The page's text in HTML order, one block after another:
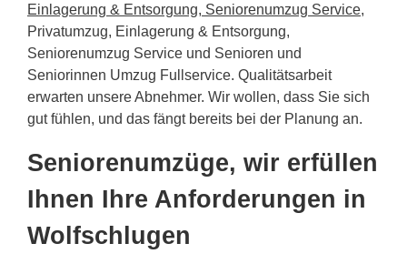
Einlagerung & Entsorgung, Seniorenumzug Service,
Privatumzug, Einlagerung & Entsorgung,
Seniorenumzug Service und Senioren und
Seniorinnen Umzug Fullservice. Qualitätsarbeit
erwarten unsere Abnehmer. Wir wollen, dass Sie sich
gut fühlen, und das fängt bereits bei der Planung an.
Seniorenumzüge, wir erfüllen
Ihnen Ihre Anforderungen in
Wolfschlugen